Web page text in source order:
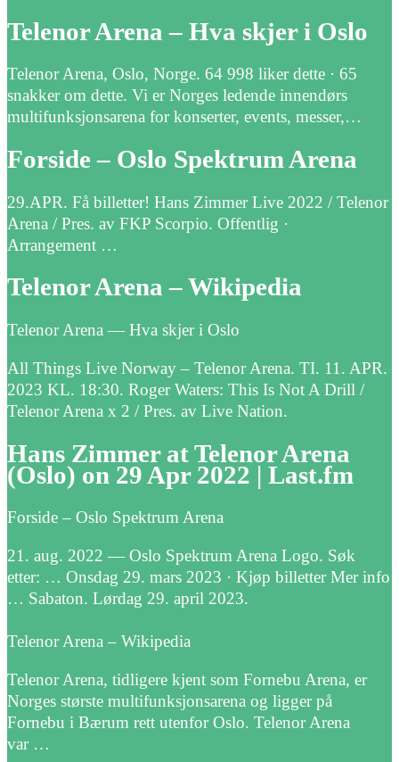
Telenor Arena – Hva skjer i Oslo
Telenor Arena, Oslo, Norge. 64 998 liker dette · 65
snakker om dette. Vi er Norges ledende innendørs
multifunksjonsarena for konserter, events, messer,…
Forside – Oslo Spektrum Arena
29.APR. Få billetter! Hans Zimmer Live 2022 / Telenor
Arena / Pres. av FKP Scorpio. Offentlig ·
Arrangement …
Telenor Arena – Wikipedia
Telenor Arena — Hva skjer i Oslo
All Things Live Norway – Telenor Arena. TI. 11. APR.
2023 KL. 18:30. Roger Waters: This Is Not A Drill /
Telenor Arena x 2 / Pres. av Live Nation.
Hans Zimmer at Telenor Arena
(Oslo) on 29 Apr 2022 | Last.fm
Forside – Oslo Spektrum Arena
21. aug. 2022 — Oslo Spektrum Arena Logo. Søk
etter: … Onsdag 29. mars 2023 · Kjøp billetter Mer info
… Sabaton. Lørdag 29. april 2023.
Telenor Arena – Wikipedia
Telenor Arena, tidligere kjent som Fornebu Arena, er
Norges største multifunksjonsarena og ligger på
Fornebu i Bærum rett utenfor Oslo. Telenor Arena
var …